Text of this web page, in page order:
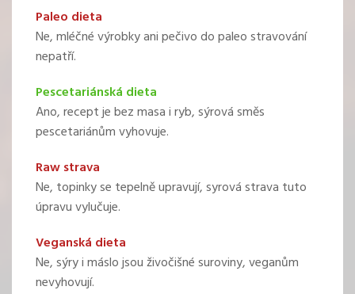
Paleo dieta
Ne, mléčné výrobky ani pečivo do paleo stravování
nepatří.
Pescetariánská dieta
Ano, recept je bez masa i ryb, sýrová směs
pescetariánům vyhovuje.
Raw strava
Ne, topinky se tepelně upravují, syrová strava tuto
úpravu vylučuje.
Veganská dieta
Ne, sýry i máslo jsou živočišné suroviny, veganům
nevyhovují.